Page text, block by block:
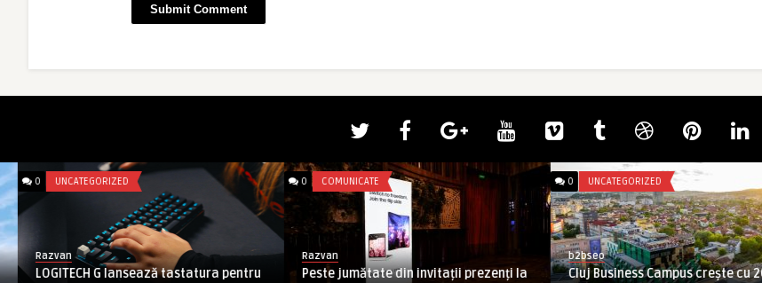
0 UNCATEGORIZED
Razvan
LOGITECH G lansează tastatura pentru
0 COMUNICATE
Razvan
Peste jumătate din invitații prezenți la
0 UNCATEGORIZED
b2bseo
Cluj Business Campus crește cu 20%